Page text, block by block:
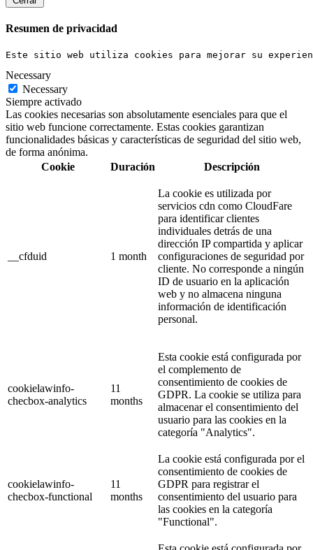
Resumen de privacidad
Este sitio web utiliza cookies para mejorar su
Necessary
Necessary
Siempre activado
Las cookies necesarias son absolutamente esenciales para que el
sitio web funcione correctamente. Estas cookies garantizan
funcionalidades básicas y características de seguridad del sitio web,
de forma anónima.
Cookie
Duración Descripción
__cfduid 1 month
La cookie es utilizada por
servicios cdn como CloudFare
para identificar clientes
individuales detrás de una
dirección IP compartida y aplicar
configuraciones de seguridad por
cliente. No corresponde a ningún
ID de usuario en la aplicación
web y no almacena ninguna
información de identificación
personal.
cookielawinfo-
checbox-analytics
11
months
Esta cookie está configurada por
el complemento de
consentimiento de cookies de
GDPR. La cookie se utiliza para
almacenar el consentimiento del
usuario para las cookies en la
categoría "Analytics".
cookielawinfo-
checbox-functional
11
months
La cookie está configurada por el
consentimiento de cookies de
GDPR para registrar el
consentimiento del usuario para
las cookies en la categoría
"Functional".